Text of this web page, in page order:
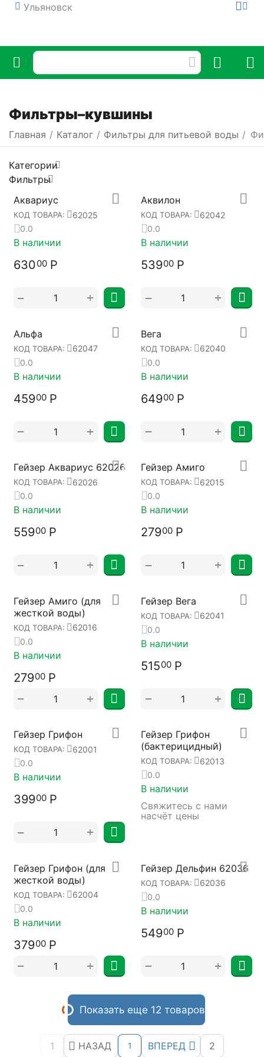
Ульяновск
Фильтры–кувшины
Главная / Каталог / Фильтры для питьевой воды /
Категории
Фильтры
Аквариус
КОД ТОВАРА:
62025
0.0
В наличии
63000 Р
+
−
Аквилон
КОД ТОВАРА:
62042
0.0
В наличии
53900 Р
+
−
Альфа
КОД ТОВАРА:
62047
0.0
В наличии
45900 Р
+
−
Вега
КОД ТОВАРА:
62040
0.0
В наличии
64900 Р
+
−
Гейзер Аквариус 62026
КОД ТОВАРА:
62026
0.0
В наличии
55900 Р
+
−
Гейзер Амиго
КОД ТОВАРА:
62015
0.0
В наличии
27900 Р
+
−
Гейзер Амиго (для
жесткой воды)
КОД ТОВАРА:
62016
0.0
В наличии
27900 Р
+
−
Гейзер Вега
КОД ТОВАРА:
62041
0.0
В наличии
51500 Р
+
−
Гейзер Грифон
КОД ТОВАРА:
62001
0.0
В наличии
39900 Р
+
−
Гейзер Грифон
(бактерицидный)
КОД ТОВАРА:
62013
0.0
В наличии
Свяжитесь с нами
насчёт цены
Гейзер Грифон (для
жесткой воды)
КОД ТОВАРА:
62004
0.0
В наличии
37900 Р
+
−
Гейзер Дельфин 62036
КОД ТОВАРА:
62036
0.0
В наличии
54900 Р
+
−
Показать еще 12 товаров
1 НАЗАД 1 ВПЕРЕД 2